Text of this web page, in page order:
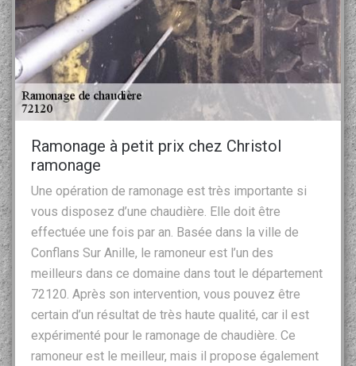
Ramonage à petit prix chez Christol
ramonage
Une opération de ramonage est très importante si
vous disposez d’une chaudière. Elle doit être
effectuée une fois par an. Basée dans la ville de
Conflans Sur Anille, le ramoneur est l’un des
meilleurs dans ce domaine dans tout le département
72120. Après son intervention, vous pouvez être
certain d’un résultat de très haute qualité, car il est
expérimenté pour le ramonage de chaudière. Ce
ramoneur est le meilleur, mais il propose également